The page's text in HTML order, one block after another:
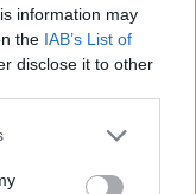
information may
the IAB’s List of
disclose it to other